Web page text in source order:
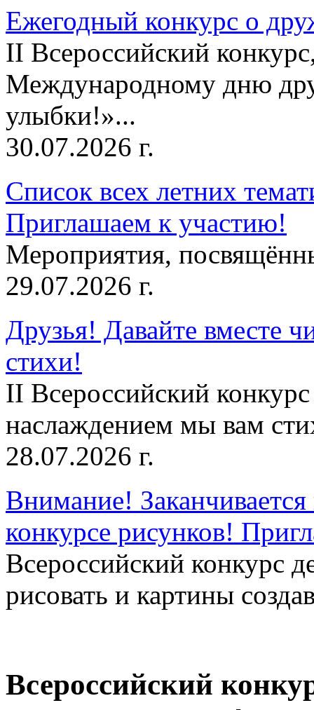
Ежегодный конкурс о
II Всероссийский
Международному дню
улыбки!»...
30.07.2026 г.
Список всех летних
Приглашаем к участию!
Мероприятия,
29.07.2026 г.
Друзья! Давайте вместе
стихи!
II Всероссийский
наслаждением мы вам
28.07.2026 г.
Внимание!
конкурсе рисунков!
Всероссийский конкурс
рисовать и картины
Всероссийский